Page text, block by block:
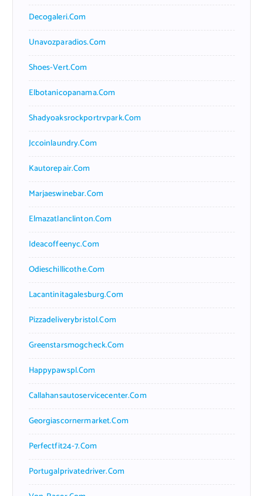
Decogaleri.com
Unavozparadios.com
Shoes-Vert.com
Elbotanicopanama.com
Shadyoaksrockportrvpark.com
Jccoinlaundry.com
Kautorepair.com
Marjaeswinebar.com
Elmazatlanclinton.com
Ideacoffeenyc.com
Odieschillicothe.com
Lacantinitagalesburg.com
Pizzadeliverybristol.com
Greenstarsmogcheck.com
Happypawspl.com
Callahansautoservicecenter.com
Georgiascornermarket.com
Perfectfit24-7.com
Portugalprivatedriver.com